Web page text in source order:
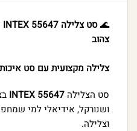
🌊
צהוב
צלילה מקצועית עם סט
סט הצלילה INTEX 55647
ושנורקל, אידיאלי למי
וצלילה.